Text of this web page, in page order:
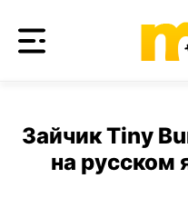
Зайчик Tiny
на русском